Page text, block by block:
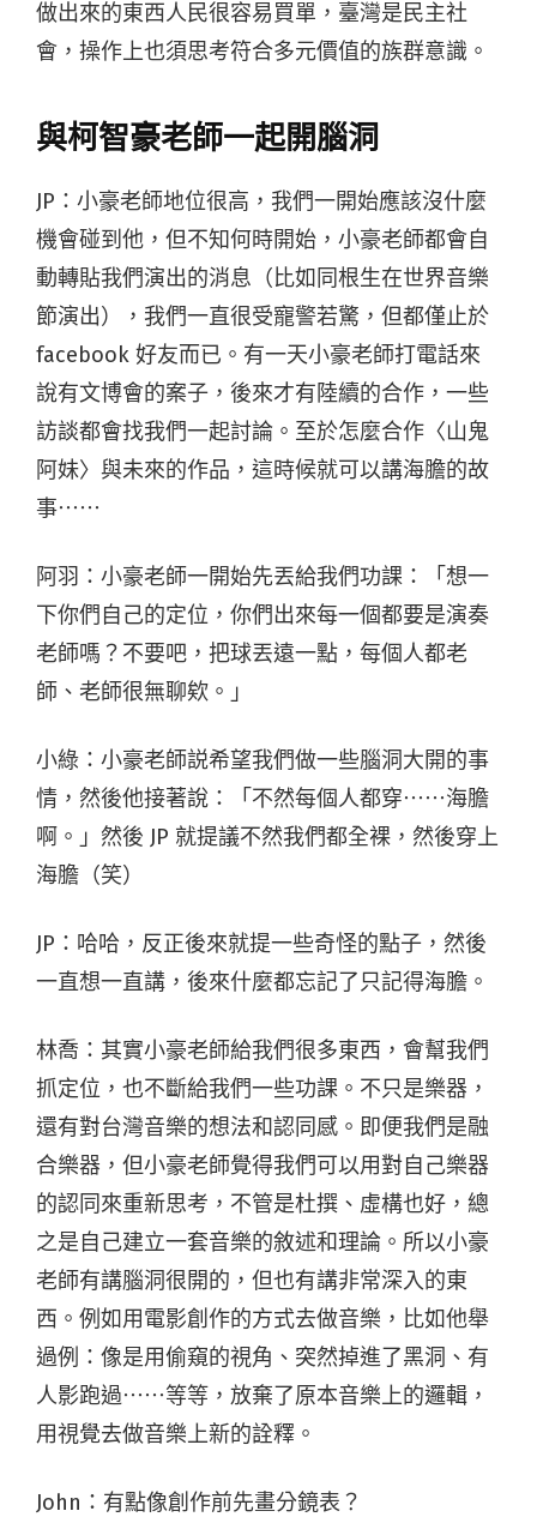
做出來的東西人民很容易買單，臺灣是民主社
會，操作上也須思考符合多元價值的族群意識。
與柯智豪老師一起開腦洞
JP：小豪老師地位很高，我們一開始應該沒什麼
機會碰到他，但不知何時開始，小豪老師都會自
動轉貼我們演出的消息（比如同根生在世界音樂
節演出），我們一直很受寵警若驚，但都僅止於
facebook 好友而已。有一天小豪老師打電話來
說有文博會的案子，後來才有陸續的合作，一些
訪談都會找我們一起討論。至於怎麼合作〈山鬼
阿妹〉與未來的作品，這時候就可以講海膽的故
事⋯⋯
阿羽：小豪老師一開始先丟給我們功課：「想一
下你們自己的定位，你們出來每一個都要是演奏
老師嗎？不要吧，把球丟遠一點，每個人都老
師、老師很無聊欸。」
小綠：小豪老師説希望我們做一些腦洞大開的事
情，然後他接著說：「不然每個人都穿⋯⋯海膽
啊。」然後 JP 就提議不然我們都全裸，然後穿上
海膽（笑）
JP：哈哈，反正後來就提一些奇怪的點子，然後
一直想一直講，後來什麼都忘記了只記得海膽。
林喬：其實小豪老師給我們很多東西，會幫我們
抓定位，也不斷給我們一些功課。不只是樂器，
還有對台灣音樂的想法和認同感。即便我們是融
合樂器，但小豪老師覺得我們可以用對自己樂器
的認同來重新思考，不管是杜撰、虛構也好，總
之是自己建立一套音樂的敘述和理論。所以小豪
老師有講腦洞很開的，但也有講非常深入的東
西。例如用電影創作的方式去做音樂，比如他舉
過例：像是用偷窺的視角、突然掉進了黑洞、有
人影跑過⋯⋯等等，放棄了原本音樂上的邏輯，
用視覺去做音樂上新的詮釋。
John：有點像創作前先畫分鏡表？